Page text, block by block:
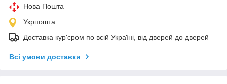
Нова Пошта
Укрпошта
Доставка кур'єром по всій Україні, від дверей до дверей
Всі умови доставки